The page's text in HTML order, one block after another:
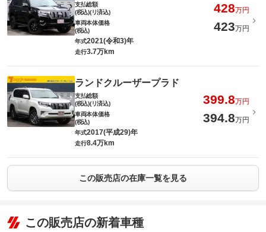
支払総額
(税込)(リ済込)
428万円
車両本体価格
(税込)
423万円
年式2021(令和3)年
走行3.7万km
ランドクルーザープラド
支払総額
(税込)(リ済込)
399.8万円
車両本体価格
(税込)
394.8万円
年式2017(平成29)年
走行8.4万km
この販売店の在庫一覧を見る
この販売店の新着車種